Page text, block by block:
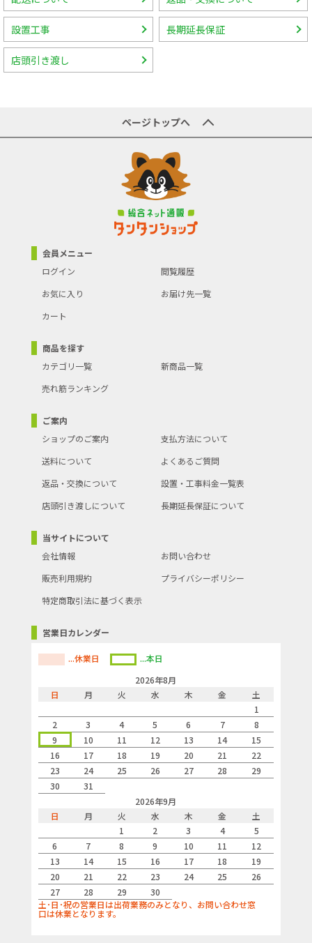
設置工事 長期延長保証
店頭引き渡し
ページトップへ
会員メニュー
ログイン
閲覧履歴
お気に入り
お届け先一覧
カート
商品を探す
カテゴリ一覧
新商品一覧
売れ筋ランキング
ご案内
ショップのご案内
支払方法について
送料について
よくあるご質問
返品・交換について
設置・工事料金一覧表
店頭引き渡しについて
長期延長保証について
当サイトについて
会社情報
お問い合わせ
販売利用規約
プライバシーポリシー
特定商取引法に基づく表示
営業日カレンダー
...休業日
...本日
2026年8月
日
月 火 水 木 金
土
1
2
3 4 5 6 7
8
9
10 11 12 13 14
15
16
17 18 19 20 21
22
23
24 25 26 27 28
29
30
31
2026年9月
日
月 火 水 木 金
土
1
2 3 4
5
6
7 8 9 10 11
12
13
14 15 16 17 18
19
20
21 22 23 24 25
26
27
28 29
30
土･日･祝の営業日は出荷業務のみとなり、お問い合わせ窓
口は休業となります。